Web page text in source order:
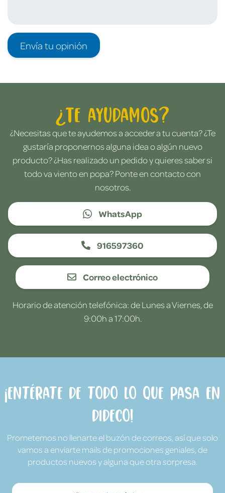
Envía tu opinión
¿Te ayudamos?
¿Necesitas que te ayudemos a acceder a tu cuenta? ¿Te
gustaría proponernos alguna idea o algún nuevo
producto? ¿Has realizado un pedido y quieres saber si
todo va viento en popa? Ponte en contacto con
nosotros.
WhatsApp
916597360
Correo electrónico
Horario de atención telefónica: de Lunes a Viernes, de
9:00h a 17:00h.
¡Entérate de todo lo que pasa en
Dideco!
Prometemos no llenarte el buzón de correos, así que solo
vamos a enviarte mails de promociones geniales, de
productos nuevos y alguna que otra sorpresa.